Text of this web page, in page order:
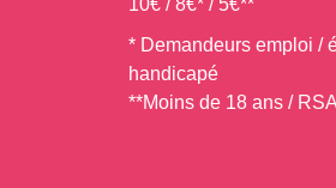
* Demandeurs emploi /
handicapé
**Moins de 18 ans / RSA